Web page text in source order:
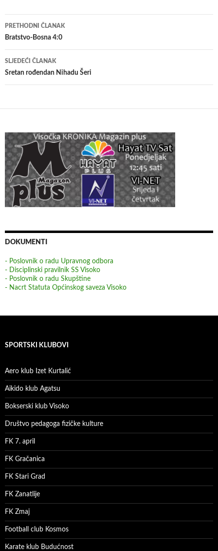
Navigacija
članaka
PRETHODNI ČLANAK
Bratstvo-Bosna 4:0
SLJEDEĆI ČLANAK
Sretan rođendan Nihadu Šeri
DOKUMENTI
- Poslovnik o radu Upravnog odbora
- Disciplinski pravilnik SS Visoko
- Poslovnik o radu Skupštine
- Nacrt Statuta Općinskog saveza Visoko
SPORTSKI KLUBOVI
Aero klub Izet Kurtalić
Aikido klub Agatsu
Bokserski klub Visoko
Društvo pedagoga fizičke kulture
FK 7. april
FK Gračanica
FK Stari Grad
FK Zanatlije
FK Zmaj
Football club Kosmos
Karate klub Budućnost